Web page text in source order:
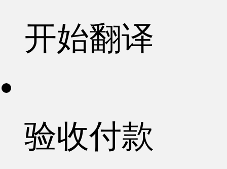
开始翻译
验收付款